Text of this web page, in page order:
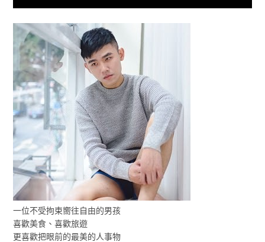
一位不受拘束嚮往自由的男孩
喜歡美食、喜歡旅遊
更喜歡把眼前的最美的人事物